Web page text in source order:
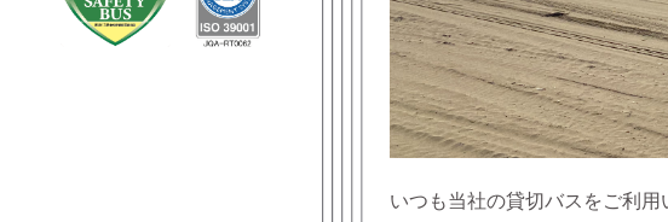
いつも当社の貸切バスをご利用